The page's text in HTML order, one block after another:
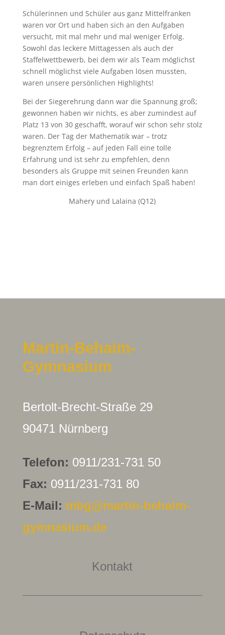
Schülerinnen und Schüler aus ganz Mittelfranken
waren vor Ort und haben sich an den Aufgaben
versucht, mit mal mehr und mal weniger Erfolg.
Sowohl das leckere Mittagessen als auch der
Staffelwettbewerb, bei dem wir als Team möglichst
schnell möglichst viele Aufgaben lösen mussten,
waren unsere persönlichen Highlights!
Bei der Siegerehrung dann war die Spannung groß;
gewonnen haben wir nichts, es aber zumindest auf
Platz 13 von 30 geschafft, worauf wir schon sehr stolz
waren. Der Tag der Mathematik war – trotz
begrenztem Erfolg – auf jeden Fall eine tolle
Erfahrung und ist sehr zu empfehlen, denn
besonders als Gruppe mit seinen Freunden kann
man dort einiges erleben und einfach Spaß haben!
Mahery und Lalaina (Q12)
Martin-Behaim-
Gymnasium
Bertolt-Brecht-Straße 29
90471 Nürnberg
Telefon: 0911/231-731 50
Fax: 0911/231-731 80
E-Mail: mbg@martin-behaim-
gymnasium.de
Kontakt